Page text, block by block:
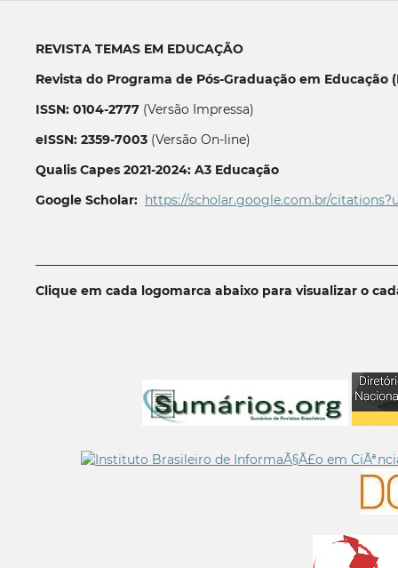
REVISTA TEMAS EM EDUCAÇÃO
Revista do Programa de Pós-Graduação em Educação
ISSN: 0104-2777(Versão Impressa)
eISSN: 2359-7003(Versão On-line)
Qualis Capes 2021-2024: A3 Educação
Google Scholar: https://scholar.google.com.br/
Clique em cada logomarca abaixo para visualizar o